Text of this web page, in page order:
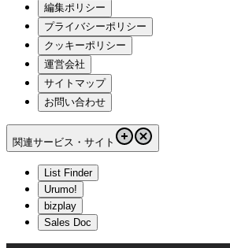
編集ポリシー
プライバシーポリシー
クッキーポリシー
運営会社
サイトマップ
お問い合わせ
関連サービス・サイト
List Finder
Urumo!
bizplay
Sales Doc